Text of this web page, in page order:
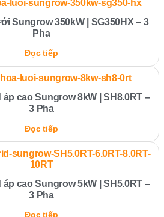
Sungrow 350kW | SG350HX – 3
Pha
Đọc tiếp
cao Sungrow 8kW | SH8.0RT –
3 Pha
Đọc tiếp
cao Sungrow 5kW | SH5.0RT –
3 Pha
Đọc tiếp